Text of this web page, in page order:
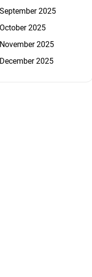
2025
2025
2025
2025